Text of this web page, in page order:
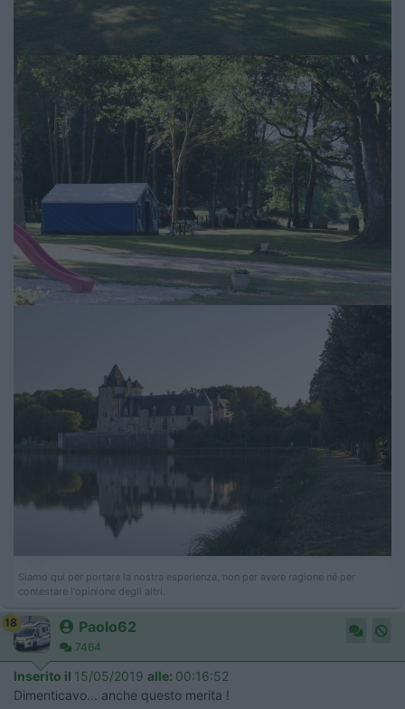
Siamo qui per portare la nostra esperienza, non per avere ragione né per
contestare l'opinione degli altri.
18 Paolo62
7464
Inserito il 15/05/2019 alle: 00:16:52
Dimenticavo... anche questo merita !